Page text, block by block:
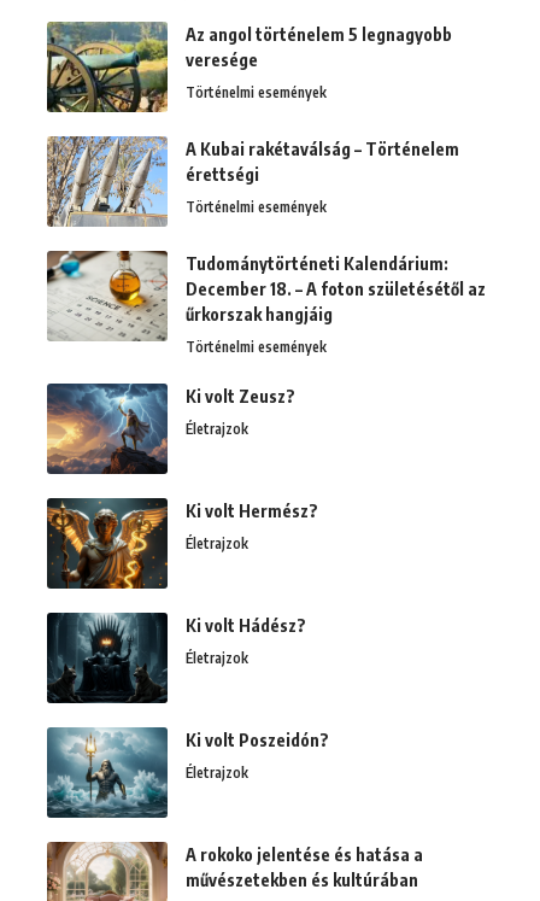
Az angol történelem 5 legnagyobb
veresége
Történelmi események
A Kubai rakétaválság – Történelem
érettségi
Történelmi események
Tudománytörténeti Kalendárium:
December 18. – A foton születésétől az
űrkorszak hangjáig
Történelmi események
Ki volt Zeusz?
Életrajzok
Ki volt Hermész?
Életrajzok
Ki volt Hádész?
Életrajzok
Ki volt Poszeidón?
Életrajzok
A rokoko jelentése és hatása a
művészetekben és kultúrában